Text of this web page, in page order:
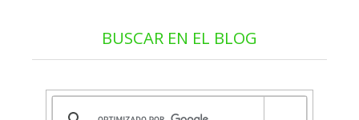
BUSCAR EN EL BLOG